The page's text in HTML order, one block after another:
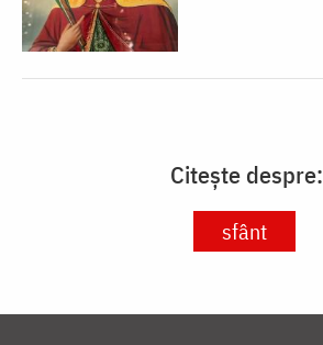
Citește despre:
sfânt